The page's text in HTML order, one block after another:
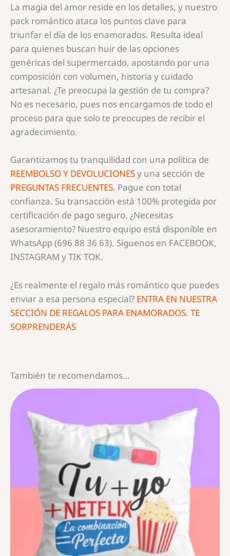
La magia del amor reside en los detalles, y nuestro
pack romántico ataca los puntos clave para
triunfar el día de los enamorados. Resulta ideal
para quienes buscan huir de las opciones
genéricas del supermercado, apostando por una
composición con volumen, historia y cuidado
artesanal. ¿Te preocupa la gestión de tu compra?
No es necesario, pues nos encargamos de todo el
proceso para que solo te preocupes de recibir el
agradecimiento.
Garantizamos tu tranquilidad con una política de
REEMBOLSO Y DEVOLUCIONESy una sección de
PREGUNTAS FRECUENTES. Pague con total
confianza. Su transacción está 100% protegida por
certificación de pago seguro. ¿Necesitas
asesoramiento? Nuestro equipo está disponible en
WhatsApp (696 88 36 63). Síguenos en FACEBOOK,
INSTAGRAM y TIK TOK.
¿Es realmente el regalo más romántico que puedes
enviar a esa persona especial? ENTRA EN NUESTRA
SECCIÓN DE REGALOS PARA ENAMORADOS. TE
SORPRENDERÁS
También te recomendamos…